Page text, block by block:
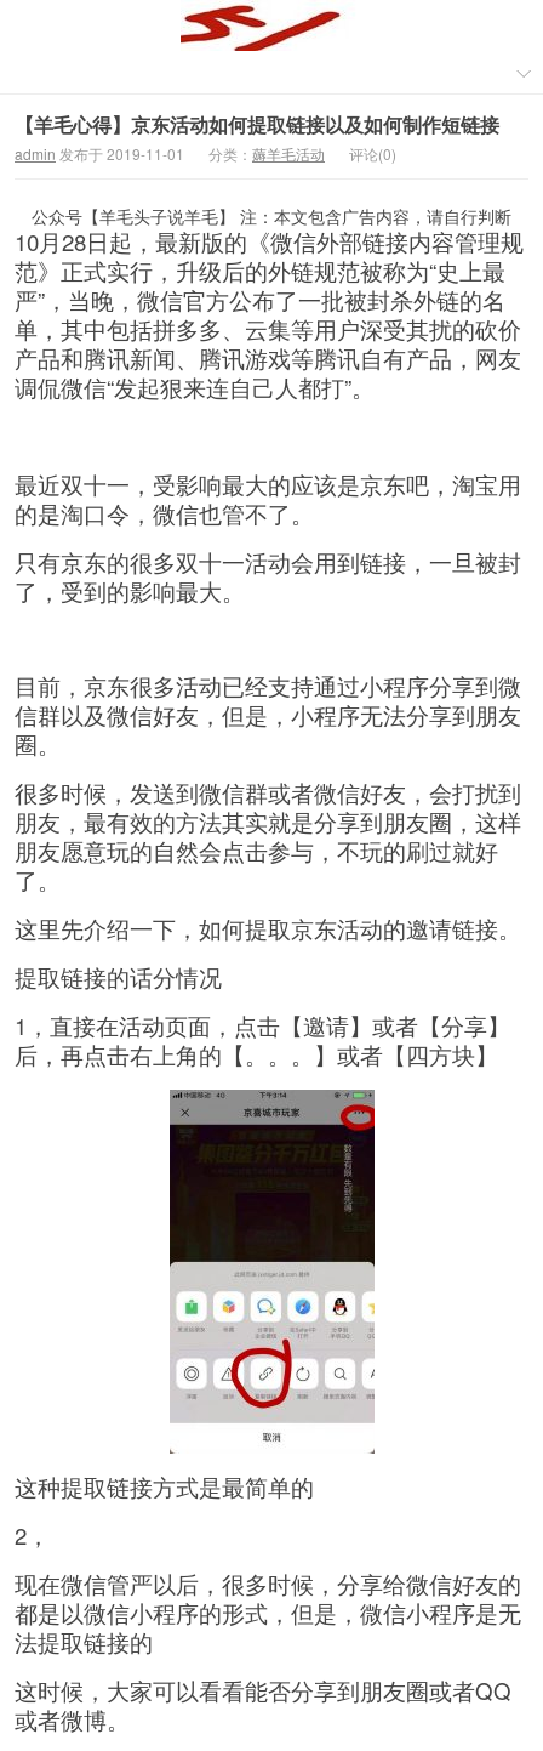
【羊毛心得】京东活动如何提取链接以及如何制作短链接
admin 发布于 2019-11-01 分类： 薅羊毛活动 评论(0)
公众号【羊毛头子说羊毛】 注：本文包含广告内容，请自行判断
10月28日起，最新版的《微信外部链接内容管理规
范》正式实行，升级后的外链规范被称为“史上最
严”，当晚，微信官方公布了一批被封杀外链的名
单，其中包括拼多多、云集等用户深受其扰的砍价
产品和腾讯新闻、腾讯游戏等腾讯自有产品，网友
调侃微信“发起狠来连自己人都打”。
最近双十一，受影响最大的应该是京东吧，淘宝用
的是淘口令，微信也管不了。
只有京东的很多双十一活动会用到链接，一旦被封
了，受到的影响最大。
目前，京东很多活动已经支持通过小程序分享到微
信群以及微信好友，但是，小程序无法分享到朋友
圈。
很多时候，发送到微信群或者微信好友，会打扰到
朋友，最有效的方法其实就是分享到朋友圈，这样
朋友愿意玩的自然会点击参与，不玩的刷过就好
了。
这里先介绍一下，如何提取京东活动的邀请链接。
提取链接的话分情况
1，直接在活动页面，点击【邀请】或者【分享】
后，再点击右上角的【。。。】或者【四方块】
这种提取链接方式是最简单的
2，
现在微信管严以后，很多时候，分享给微信好友的
都是以微信小程序的形式，但是，微信小程序是无
法提取链接的
这时候，大家可以看看能否分享到朋友圈或者QQ
或者微博。